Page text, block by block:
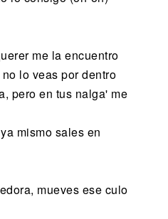
me la encuentro
lo veas por dentro
pero en tus nalga' me
mismo sales en
mueves ese culo